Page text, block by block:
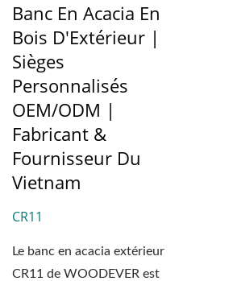
Banc En Acacia En
Bois D'Extérieur |
Sièges
Personnalisés
OEM/ODM |
Fabricant &
Fournisseur Du
Vietnam
CR11
Le banc en acacia extérieur
CR11 de WOODEVER est